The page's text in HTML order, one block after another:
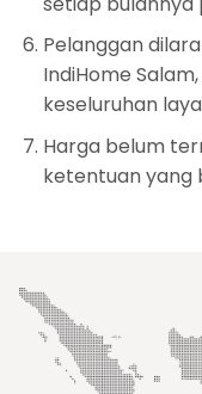
Pelanggan
IndiHome
keseluruhan
Harga belum
ketentuan yang